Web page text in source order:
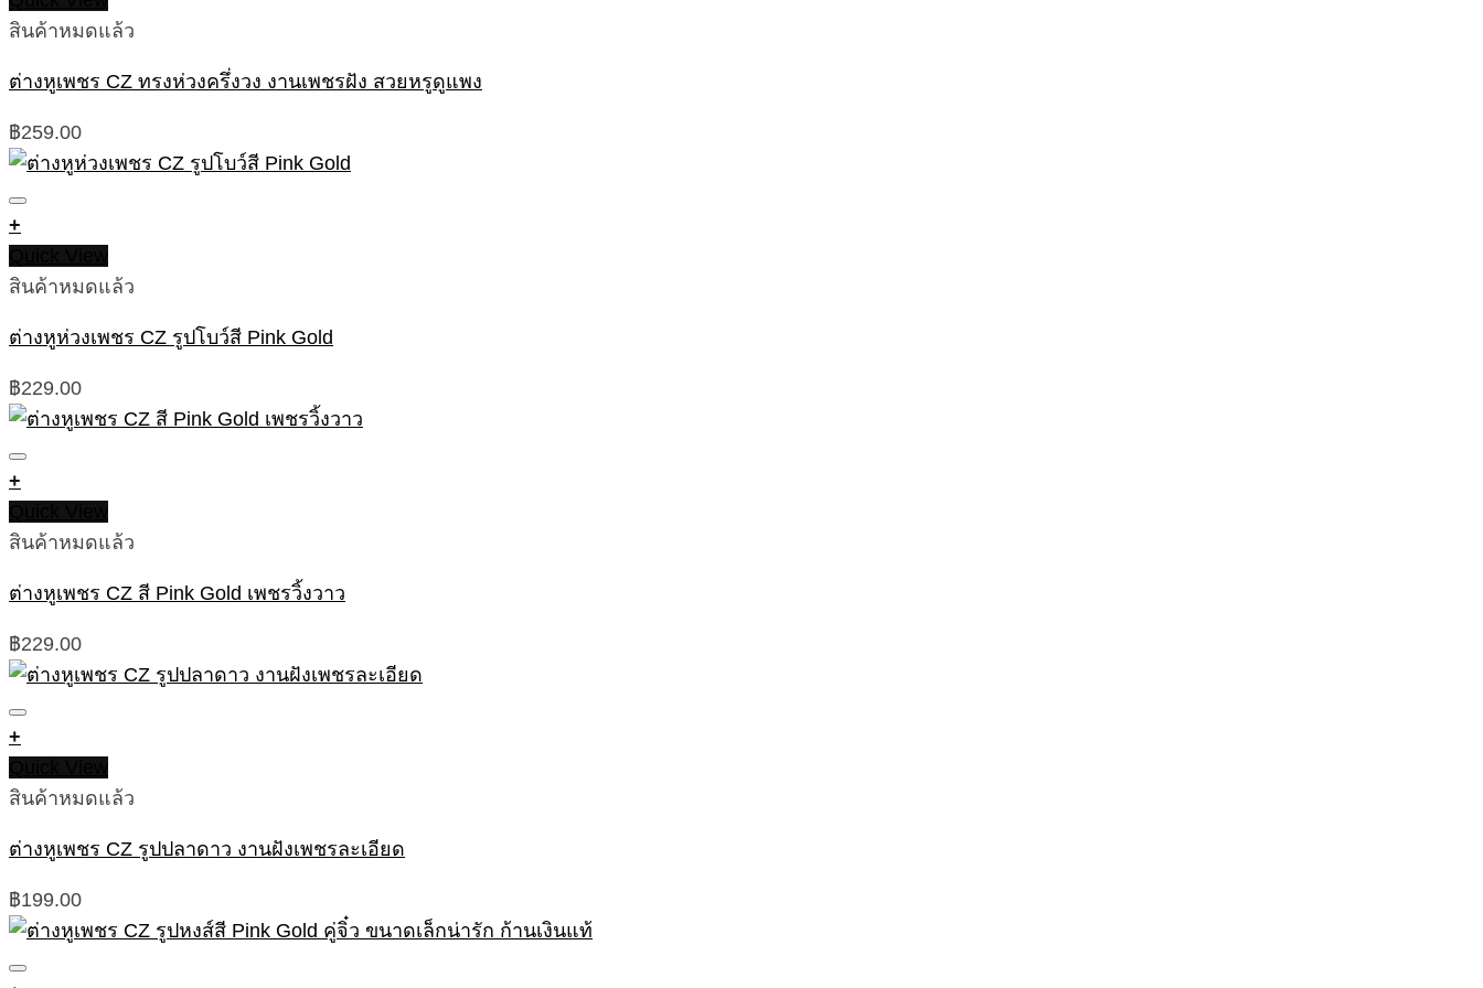
สินค้าหมดแล้ว
ต่างหูเพชร CZ ทรงห่วงครึ่งวง งานเพชรฝัง สวยหรูดูแพง
฿259.00
+
สินค้าหมดแล้ว
ต่างหูห่วงเพชร CZ รูปโบว์สี Pink Gold
฿229.00
+
สินค้าหมดแล้ว
ต่างหูเพชร CZ สี Pink Gold เพชรวิ้งวาว
฿229.00
+
สินค้าหมดแล้ว
ต่างหูเพชร CZ รูปปลาดาว งานฝังเพชรละเอียด
฿199.00